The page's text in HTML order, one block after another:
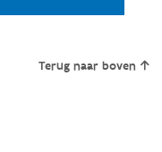
Terug naar boven